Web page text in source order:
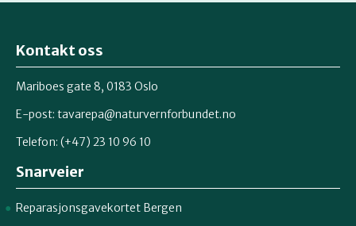
Retten til reparasjon
Kontakt oss
Mariboes gate 8, 0183 Oslo
E-post: tavarepa@naturvernforbundet.no
Telefon: (+47) 23 10 96 10
Snarveier
Reparasjonsgavekortet Bergen